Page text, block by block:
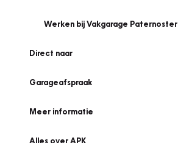
Werken bij Vakgarage Paternoster
Direct naar
Garageafspraak
Meer informatie
Alles over APK